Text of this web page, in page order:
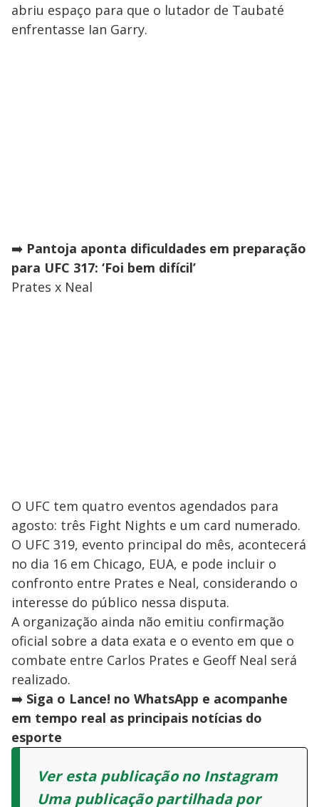
abriu espaço para que o lutador de Taubaté
enfrentasse Ian Garry.
➡️ Pantoja aponta dificuldades em preparação
para UFC 317: ‘Foi bem difícil’
Prates x Neal
O UFC tem quatro eventos agendados para
agosto: três Fight Nights e um card numerado.
O UFC 319, evento principal do mês, acontecerá
no dia 16 em Chicago, EUA, e pode incluir o
confronto entre Prates e Neal, considerando o
interesse do público nessa disputa.
A organização ainda não emitiu confirmação
oficial sobre a data exata e o evento em que o
combate entre Carlos Prates e Geoff Neal será
realizado.
➡️ Siga o Lance! no WhatsApp e acompanhe
em tempo real as principais notícias do
esporte
Ver esta publicação no Instagram
Uma publicação partilhada por